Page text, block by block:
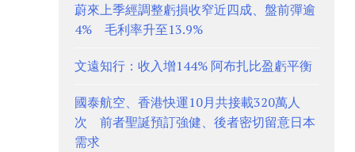
蔚來上季經調整虧損收窄近四成、盤前彈逾
4% 毛利率升至13.9%
文遠知行：收入增144% 阿布扎比盈虧平衡
國泰航空、香港快運10月共接載320萬人
次 前者聖誕預訂強健、後者密切留意日本
需求